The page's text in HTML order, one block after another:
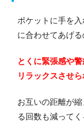
ポケットに手を
に合わせてあげる
とくに緊張感や
リラックスさせら
お互いの距離が
る回数も減ってく